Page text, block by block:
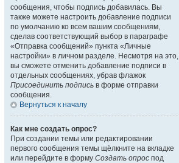
сообщения, чтобы подпись добавилась. Вы
также можете настроить добавление подписи
по умолчанию ко всем вашим сообщениям,
сделав соответствующий выбор в параграфе
«Отправка сообщений» пункта «Личные
настройки» в личном разделе. Несмотря на это,
вы сможете отменить добавление подписи в
отдельных сообщениях, убрав флажок
Присоединить подпись в форме отправки
сообщения.
Вернуться к началу
Как мне создать опрос?
При создании темы или редактировании
первого сообщения темы щёлкните на вкладке
или перейдите в форму Создать опрос под